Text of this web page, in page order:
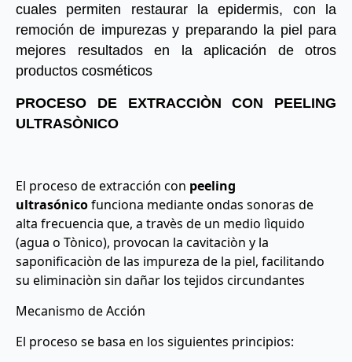
cuales permiten restaurar la epidermis, con la
remoción de impurezas y preparando la piel para
mejores resultados en la aplicación de otros
productos cosméticos
PROCESO DE EXTRACCIÒN CON PEELING
ULTRASÒNICO
El proceso de extracción con peeling
ultrasónicofunciona mediante ondas sonoras de
alta frecuencia que, a travès de un medio lìquido
(agua o Tònico), provocan la cavitaciòn y la
saponificaciòn de las impureza de la piel, facilitando
su eliminaciòn sin dañar los tejidos circundantes
Mecanismo de Acción
El proceso se basa en los siguientes principios: